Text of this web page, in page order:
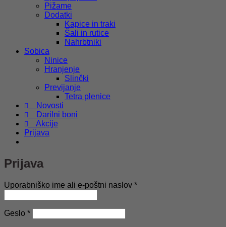
Pižame
Dodatki
Kapice in traki
Šali in rutice
Nahrbtniki
Sobica
Ninice
Hranjenje
Slinčki
Previjanje
Tetra plenice
Novosti
Darilni boni
Akcije
Prijava
Prijava
Uporabniško ime ali e-poštni naslov *Zahtevano
Geslo *Zahtevano